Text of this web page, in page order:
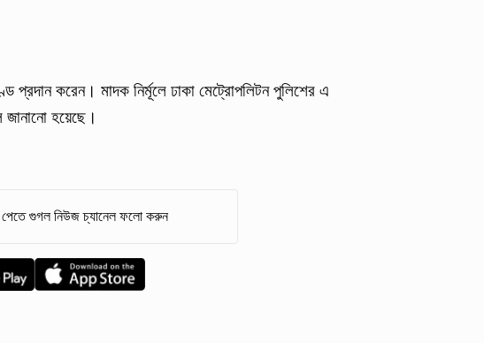
প্রদান করেন। মাদক নির্মূলে ঢাকা মেট্রোপলিটন পুলিশের এ
হয়েছে।
পেতে গুগল নিউজ চ্যানেল ফলো করুন